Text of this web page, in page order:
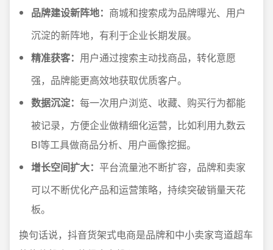
品牌建设新阵地： 商城和搜索成为品牌曝光、用户
沉淀的新阵地，有利于企业长期发展。
精准获客： 用户通过搜索主动找商品，转化意愿
强，品牌能更高效地获取优质客户。
数据沉淀： 每一次用户浏览、收藏、购买行为都能
被记录，方便企业做精细化运营，比如利用九数云
BI等工具做商品分析、用户画像挖掘。
增长空间扩大： 平台流量池不断扩容，品牌和卖家
可以不断优化产品和运营策略，持续突破销量天花
板。
换句话说，抖音货架式电商是品牌和中小卖家弯道超车